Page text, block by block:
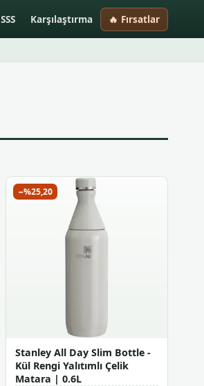
SSS Karşılaştırma 🔥 Fırsatlar
−%25,20
Stanley All Day Slim Bottle -
Kül Rengi Yalıtımlı Çelik
Matara | 0.6L